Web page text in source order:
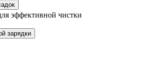
эффективной чистки
зарядки